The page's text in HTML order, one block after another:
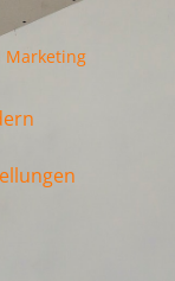
Marketing